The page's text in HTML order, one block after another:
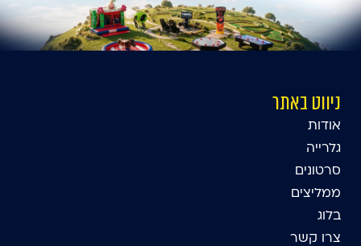
ניווט באתר
אודות
גלרייה
סרטונים
ממליצים
בלוג
צרו קשר